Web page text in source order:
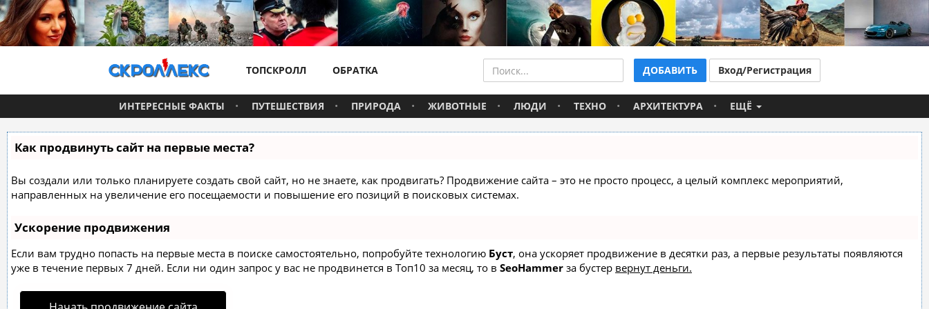
ДОБАВИТЬ Вход/Регистрация
ТОПСКРОЛЛ ОБРАТКА
ИНТЕРЕСНЫЕ ФАКТЫ ПУТЕШЕСТВИЯ ПРИРОДА ЖИВОТНЫЕ ЛЮДИ ТЕХНО АРХИТЕКТУРА ЕЩЁ
Как продвинуть сайт на первые места?
Вы создали или только планируете создать свой сайт, но не знаете, как продвигать? Продвижение сайта – это не просто процесс, а целый комплекс мероприятий,
направленных на увеличение его посещаемости и повышение его позиций в поисковых системах.
Ускорение продвижения
Если вам трудно попасть на первые места в поиске самостоятельно, попробуйте технологию Буст, она ускоряет продвижение в десятки раз, а первые результаты появляются
уже в течение первых 7 дней. Если ни один запрос у вас не продвинется в Топ10 за месяц, то в SeoHammer за бустер вернут деньги.